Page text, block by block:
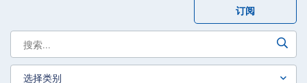
订阅